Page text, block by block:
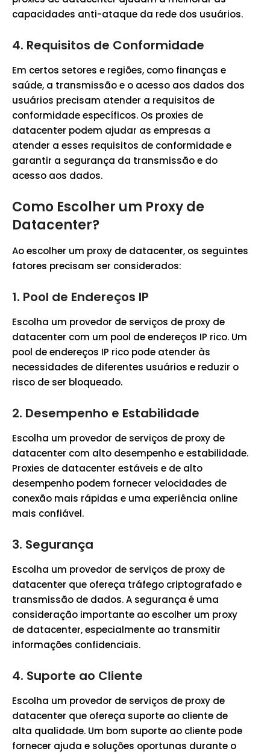
capacidades anti-ataque da rede dos usuários.
4. Requisitos de Conformidade
Em certos setores e regiões, como finanças e
saúde, a transmissão e o acesso aos dados dos
usuários precisam atender a requisitos de
conformidade específicos. Os proxies de
datacenter podem ajudar as empresas a
atender a esses requisitos de conformidade e
garantir a segurança da transmissão e do
acesso aos dados.
Como Escolher um Proxy de
Datacenter?
Ao escolher um proxy de datacenter, os seguintes
fatores precisam ser considerados:
1. Pool de Endereços IP
Escolha um provedor de serviços de proxy de
datacenter com um pool de endereços IP rico. Um
pool de endereços IP rico pode atender às
necessidades de diferentes usuários e reduzir o
risco de ser bloqueado.
2. Desempenho e Estabilidade
Escolha um provedor de serviços de proxy de
datacenter com alto desempenho e estabilidade.
Proxies de datacenter estáveis e de alto
desempenho podem fornecer velocidades de
conexão mais rápidas e uma experiência online
mais confiável.
3. Segurança
Escolha um provedor de serviços de proxy de
datacenter que ofereça tráfego criptografado e
transmissão de dados. A segurança é uma
consideração importante ao escolher um proxy
de datacenter, especialmente ao transmitir
informações confidenciais.
4. Suporte ao Cliente
Escolha um provedor de serviços de proxy de
datacenter que ofereça suporte ao cliente de
alta qualidade. Um bom suporte ao cliente pode
fornecer ajuda e soluções oportunas durante o